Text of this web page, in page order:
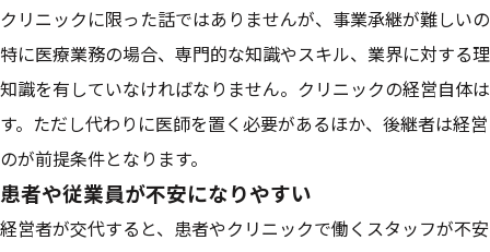
クリニックに限った話ではありませんが、事業承継が難しい
特に医療業務の場合、専門的な知識やスキル、業界に対する
知識を有していなければなりません。クリニックの経営自体
す。ただし代わりに医師を置く必要があるほか、後継者は経
のが前提条件となります。
患者や従業員が不安になりやすい
経営者が交代すると、患者やクリニックで働くスタッフが不